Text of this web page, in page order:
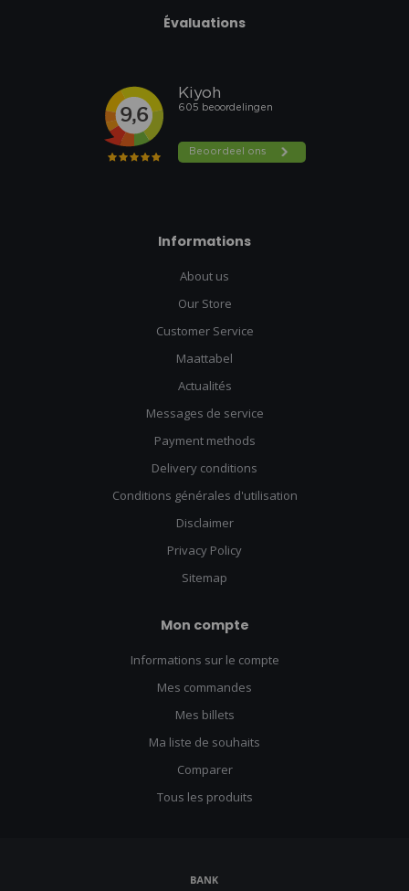
Évaluations
Informations
About us
Our Store
Customer Service
Maattabel
Actualités
Messages de service
Payment methods
Delivery conditions
Conditions générales d'utilisation
Disclaimer
Privacy Policy
Sitemap
Mon compte
Informations sur le compte
Mes commandes
Mes billets
Ma liste de souhaits
Comparer
Tous les produits